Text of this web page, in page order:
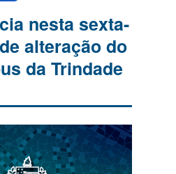
nesta sexta-
alteração do
da Trindade